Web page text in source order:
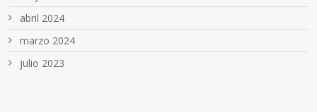
abril 2024
marzo 2024
julio 2023